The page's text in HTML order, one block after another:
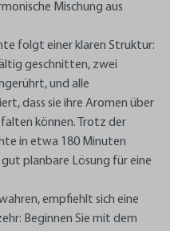
Mischung aus
folgt einer klaren Struktur:
geschnitten, zwei
und alle
dass sie ihre Aromen über
können. Trotz der
in etwa 180 Minuten
planbare Lösung für eine
empfiehlt sich eine
Beginnen Sie mit dem